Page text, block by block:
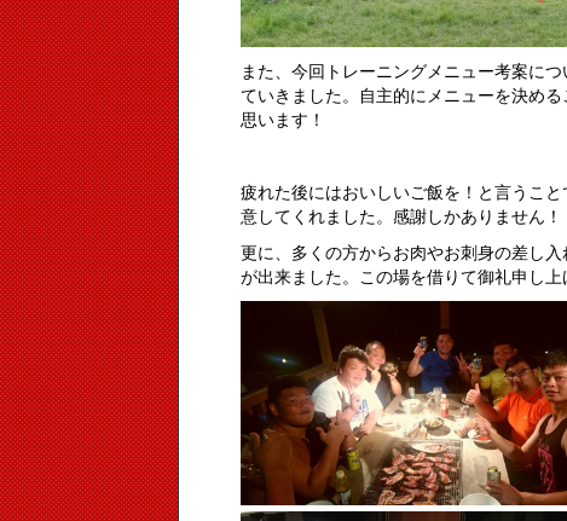
また、今回トレーニングメニュー考案に
ていきました。自主的にメニューを決め
思います！
疲れた後にはおいしいご飯を！と言うこ
意してくれました。感謝しかありません！
更に、多くの方からお肉やお刺身の差し
が出来ました。この場を借りて御礼申し上